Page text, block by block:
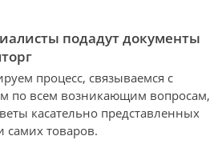
подадут документы
процесс, связываемся с
по всем возникающим вопросам,
касательно представленных
самих товаров.